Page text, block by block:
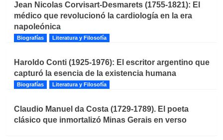
Jean Nicolas Corvisart-Desmarets (1755-1821): El
médico que revolucionó la cardiología en la era
napoleónica
Biografías Literatura y Filosofía
Haroldo Conti (1925-1976): El escritor argentino que
capturó la esencia de la existencia humana
Biografías Literatura y Filosofía
Claudio Manuel da Costa (1729-1789). El poeta
clásico que inmortalizó Minas Gerais en verso